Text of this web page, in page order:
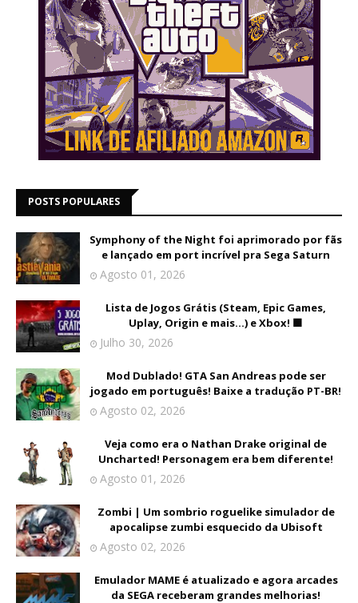
POSTS POPULARES
Symphony of the Night foi aprimorado por fãs
e lançado em port incrível pra Sega Saturn
Agosto 01, 2026
Lista de Jogos Grátis (Steam, Epic Games,
Uplay, Origin e mais...) e Xbox! 🟩
Julho 30, 2026
Mod Dublado! GTA San Andreas pode ser
jogado em português! Baixe a tradução PT-BR!
Agosto 02, 2026
Veja como era o Nathan Drake original de
Uncharted! Personagem era bem diferente!
Agosto 01, 2026
Zombi | Um sombrio roguelike simulador de
apocalipse zumbi esquecido da Ubisoft
Agosto 02, 2026
Emulador MAME é atualizado e agora arcades
da SEGA receberam grandes melhorias!